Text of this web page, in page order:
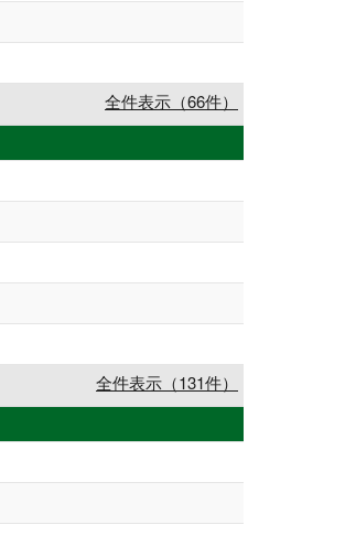
全件表示（66件）
全件表示（131件）